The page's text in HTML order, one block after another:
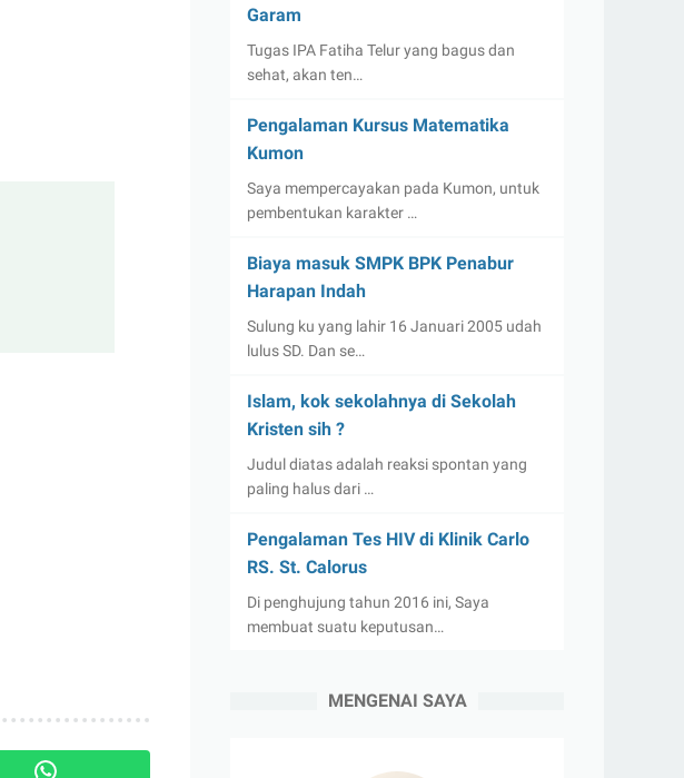
Garam
Tugas IPA Fatiha Telur yang bagus dan
sehat, akan ten…
Pengalaman Kursus Matematika
Kumon
Saya mempercayakan pada Kumon, untuk
pembentukan karakter …
Biaya masuk SMPK BPK Penabur
Harapan Indah
Sulung ku yang lahir 16 Januari 2005 udah
lulus SD. Dan se…
Islam, kok sekolahnya di Sekolah
Kristen sih ?
Judul diatas adalah reaksi spontan yang
paling halus dari …
Pengalaman Tes HIV di Klinik Carlo
RS. St. Calorus
Di penghujung tahun 2016 ini, Saya
membuat suatu keputusan…
MENGENAI SAYA